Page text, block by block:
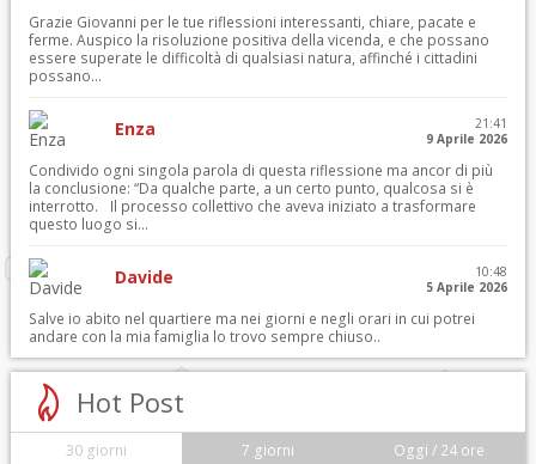
Grazie Giovanni per le tue riflessioni interessanti, chiare, pacate e
ferme. Auspico la risoluzione positiva della vicenda, e che possano
essere superate le difficoltà di qualsiasi natura, affinché i cittadini
possano...
Enza
21:41
9 Aprile 2026
Condivido ogni singola parola di questa riflessione ma ancor di più
la conclusione: “Da qualche parte, a un certo punto, qualcosa si è
interrotto. Il processo collettivo che aveva iniziato a trasformare
questo luogo si...
Davide
10:48
5 Aprile 2026
Salve io abito nel quartiere ma nei giorni e negli orari in cui potrei
andare con la mia famiglia lo trovo sempre chiuso..
Hot Post
30 giorni 7 giorni Oggi / 24 ore